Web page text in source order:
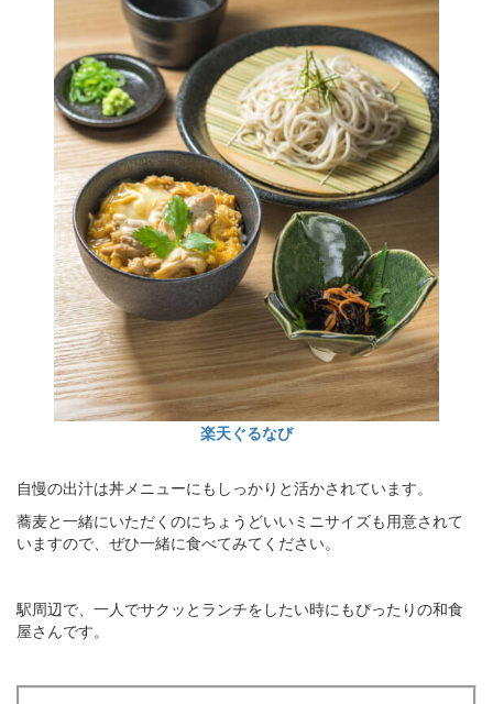
楽天ぐるなび
自慢の出汁は丼メニューにもしっかりと活かされています。
蕎麦と一緒にいただくのにちょうどいいミニサイズも用意されて
いますので、ぜひ一緒に食べてみてください。
駅周辺で、一人でサクッとランチをしたい時にもぴったりの和食
屋さんです。